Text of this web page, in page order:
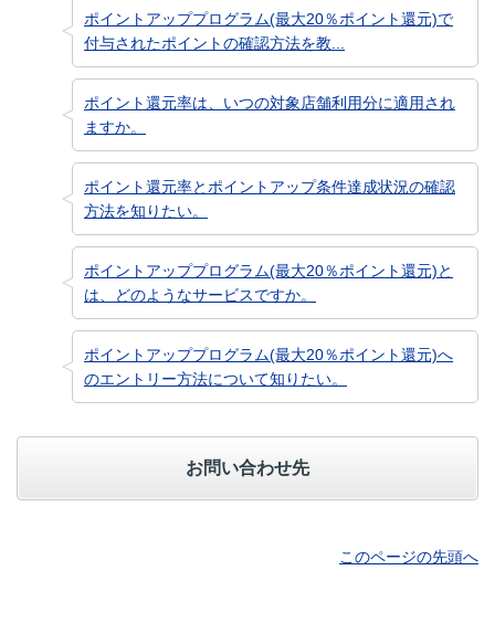
ポイントアッププログラム(最大20％ポイント還元)で
付与されたポイントの確認方法を教...
ポイント還元率は、いつの対象店舗利用分に適用され
ますか。
ポイント還元率とポイントアップ条件達成状況の確認
方法を知りたい。
ポイントアッププログラム(最大20％ポイント還元)と
は、どのようなサービスですか。
ポイントアッププログラム(最大20％ポイント還元)へ
のエントリー方法について知りたい。
お問い合わせ先
このページの先頭へ